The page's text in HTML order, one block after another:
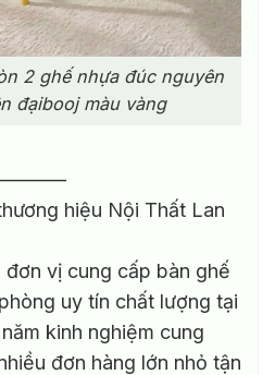
2 ghế nhựa đúc nguyên
đạibooj màu vàng
hiệu Nội Thất Lan
đơn vị cung cấp bàn ghế
uy tín chất lượng tại
kinh nghiệm cung
đơn hàng lớn nhỏ tận